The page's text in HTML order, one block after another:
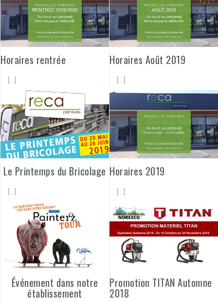
Horaires rentrée Horaires Août 2019
Le Printemps du Bricolage Horaires 2019
Événement dans notre
établissement
Promotion TITAN Automne
2018